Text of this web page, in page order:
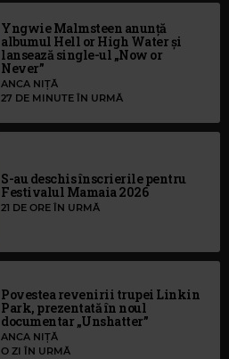
Yngwie Malmsteen anunță
albumul Hell or High Water și
lansează single-ul „Now or
Never”
ANCA NIȚĂ
27 DE MINUTE ÎN URMĂ
S-au deschis înscrierile pentru
Festivalul Mamaia 2026
21 DE ORE ÎN URMĂ
Povestea revenirii trupei Linkin
Park, prezentată în noul
documentar „Unshatter”
ANCA NIȚĂ
O ZI ÎN URMĂ